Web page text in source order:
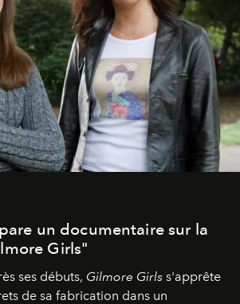
un documentaire sur la
Girls"
ses débuts, Gilmore Girls s'apprête
de sa fabrication dans un